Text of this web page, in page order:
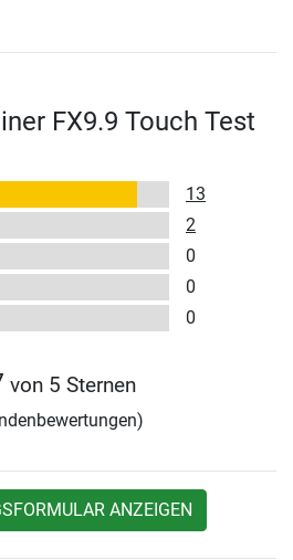
FX9.9 Touch Test
13
2
0
0
0
von 5 Sternen
ANZEIGEN